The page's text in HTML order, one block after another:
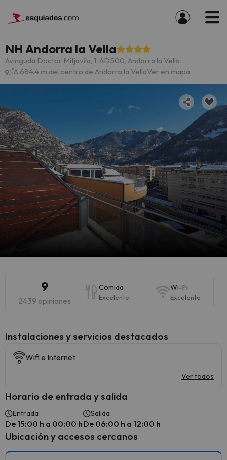
NH Andorra la Vella
Avinguda Doctor Mitjavila, 1, AD500, Andorra la Vella
A 684.4 m del centro de Andorra la VellaVer en mapa
9
2439 opiniones
Comida
Excelente
Wi-Fi
Excelente
Instalaciones y servicios destacados
Wifi e Internet
Ver todos
Horario de entrada y salida
Entrada
De 15:00 h a 00:00 h
Salida
De 06:00 h a 12:00 h
Ubicación y accesos cercanos